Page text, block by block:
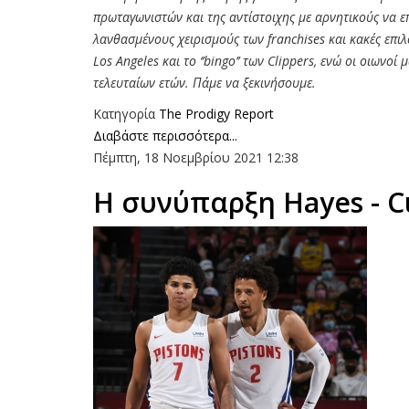
πρωταγωνιστών και της αντίστοιχης με αρνητικούς να
λανθασμένους χειρισμούς των franchises και κακές
Los Angeles και το ‘’bingo’’ των Clippers, ενώ οι
τελευταίων ετών. Πάμε να ξεκινήσουμε.
Κατηγορία The Prodigy Report
Διαβάστε περισσότερα...
Πέμπτη, 18 Νοεμβρίου 2021 12:38
Η συνύπαρξη Hayes -